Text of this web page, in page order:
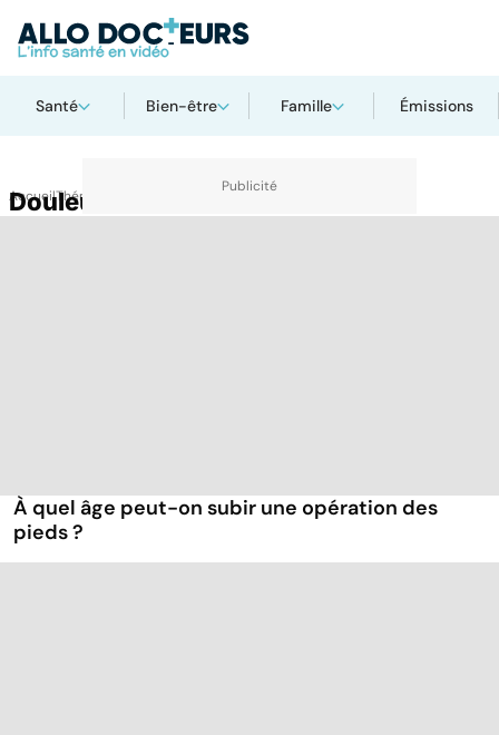
Santé Bien-être Famille Émissions
AccueilThématiques
Douleurs des orteils
À quel âge peut-on subir une opération des
pieds ?